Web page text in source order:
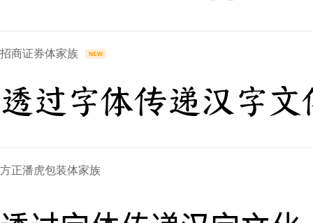
招商证券体家族
透过字体传递汉字文
方正潘虎包装体家族